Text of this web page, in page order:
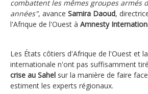
combattent les mêmes groupes armés
années", avance Samira Daoud,
l'Afrique de l'Ouest à Amnesty
Les États côtiers d'Afrique de l'Ouest et
internationale n'ont pas suffisamment
crise au Sahel sur la manière de faire
estiment les experts régionaux.